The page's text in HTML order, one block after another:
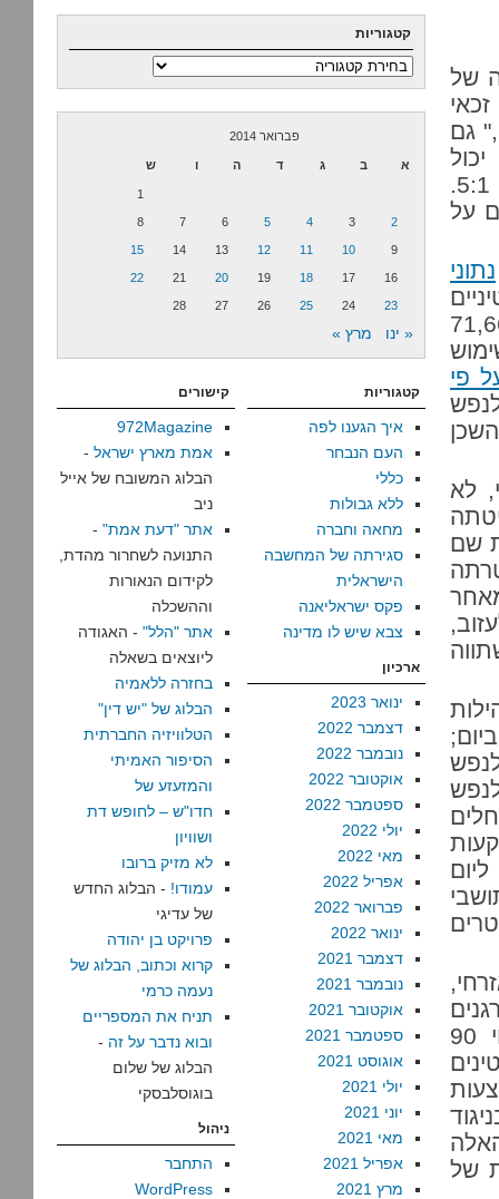
של
ליום," גם
להתקיים מ-17 ליטרים ביום. אבל הוא דייק ביחס: 5:1.
על
נתוני
פלסטיניים
המים. התגוררו בהם 71,666
פי
לנפש
לא
שם
42 קהילות
לנפש ביום;
ליטרים לנפש
100 ליטרים לנפש
460 ליטרים ליום
חדידייה, עומדת על 20 ליטרים
לעצמם. בין השנים 2009-2012, הרס המנהל האזרחי 90
של
קטגוריות
קטגוריות
פברואר 2014
א ב ג ד ה ו ש
1
2
3
4
5
6
7
8
9
10
11
12
13
14
15
16
17
18
19
20
21
22
23
24
25
26
27
28
« ינו מרץ »
קטגוריות
איך הגענו לפה
העם הנבחר
כללי
ללא גבולות
מחאה וחברה
סגירתה של המחשבה
הישראלית
פקס ישראליאנה
צבא שיש לו מדינה
ארכיון
ינואר 2023
דצמבר 2022
נובמבר 2022
אוקטובר 2022
ספטמבר 2022
יולי 2022
מאי 2022
אפריל 2022
פברואר 2022
ינואר 2022
דצמבר 2021
נובמבר 2021
אוקטובר 2021
ספטמבר 2021
אוגוסט 2021
יולי 2021
יוני 2021
מאי 2021
אפריל 2021
מרץ 2021
קישורים
972Magazine
אמת מארץ ישראל -
הבלוג המשובח של אייל
ניב
אתר "דעת אמת" -
התנועה לשחרור מהדת,
לקידום הנאורות
וההשכלה
אתר "הלל" - האגודה
ליוצאים בשאלה
בחזרה ללאמיה
הבלוג של "יש דין"
הטלוויזיה החברתית
הסיפור האמיתי
והמזעזע של
חדו"ש – לחופש דת
ושוויון
לא מזיק ברובו
עמודו! - הבלוג החדש
של עדיגי
פרויקט בן יהודה
קרוא וכתוב, הבלוג של
נעמה כרמי
תניח את המספריים
ובוא נדבר על זה -
הבלוג של שלום
בוגוסלבסקי
ניהול
התחבר
WordPress